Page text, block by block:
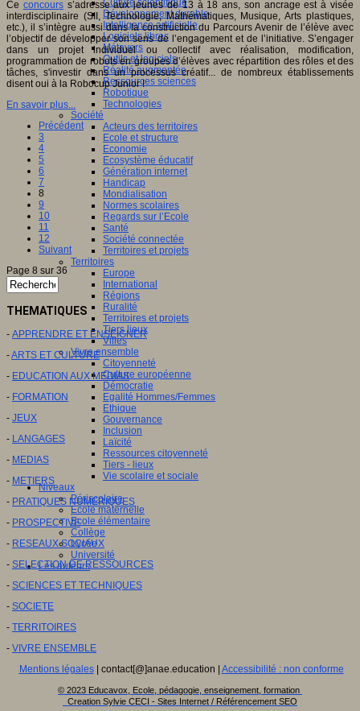
Culture scientifique
Développement durable
Intelligence artificielle
Logiciels libres
Métavers
Outils et logiciels
Réalité augmentée
Ressources sciences
Robotique
Technologies
Société
Acteurs des territoires
Ecole et structure
Economie
Ecosystème éducatif
Génération internet
Handicap
Mondialisation
Normes scolaires
Regards sur l’Ecole
Santé
Société connectée
Territoires et projets
Territoires
Europe
International
Régions
Ruralité
Territoires et projets
Tiers lieux
Villes
Vivre ensemble
Citoyenneté
Culture européenne
Démocratie
Egalité Hommes/Femmes
Ethique
Gouvernance
Inclusion
Laïcité
Ressources citoyenneté
Tiers - lieux
Vie scolaire et sociale
Niveaux
Périscolaire
Ecole maternelle
Ecole élémentaire
Collège
Lycée
Université
Les auteurs
Ce concourss’adresse aux jeunes de 13 à 18 ans, son ancrage est à visée
interdisciplinaire (SII, Technologie, Mathématiques, Musique, Arts plastiques,
etc.), il s’intègre aussi dans la construction du Parcours Avenir de l’élève avec
l’objectif de développer son sens de l’engagement et de l’initiative. S’engager
dans un projet individuel ou collectif avec réalisation, modification,
programmation de robots en groupes d’élèves avec répartition des rôles et des
tâches, s'investir dans un processus créatif... de nombreux établissements
disent oui à la Robocup Junior !
En savoir plus...
Précédent
3
4
5
6
7
8
9
10
11
12
Suivant
Page 8 sur 36
THEMATIQUES
- APPRENDRE ET ENSEIGNER
-ARTS ET CULTURE
- EDUCATION AUX MEDIAS
- FORMATION
- JEUX
- LANGAGES
- MEDIAS
- METIERS
- PRATIQUES NUMERIQUES
- PROSPECTIVE
- RESEAUX SOCIAUX
- SELECTION DE RESSOURCES
- SCIENCES ET TECHNIQUES
- SOCIETE
- TERRITOIRES
- VIVRE ENSEMBLE
Mentions légales| contact[@]anae.education | Accessibilité : non conforme
© 2023 Educavox, Ecole, pédagogie, enseignement, formation
Creation Sylvie CECI - Sites Internet / Référencement SEO